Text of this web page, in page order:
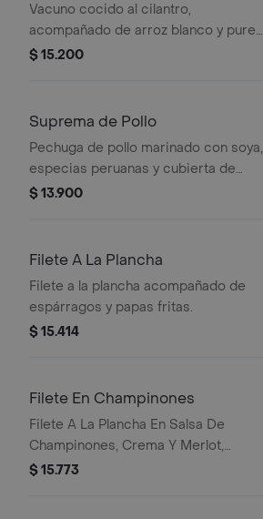
Vacuno cocido al cilantro,
acompañado de arroz blanco y pure
de porotos o yucas cocidas.
$ 15.200
Suprema de Pollo
Pechuga de pollo marinado con soya,
especias peruanas y cubierta de
panko, acompañada de arroz y
$ 13.900
Filete A La Plancha
Filete a la plancha acompañado de
espárragos y papas fritas.
$ 15.414
Filete En Champinones
Filete A La Plancha En Salsa De
Champinones, Crema Y Merlot,
Acompanado De Arroz Blanco.
$ 15.773